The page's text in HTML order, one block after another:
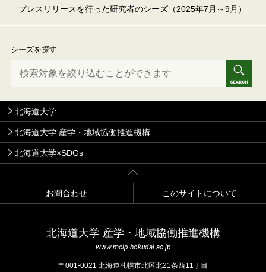
プレスリリースを行った研究者のシーズ（2025年7月～9月）
シーズを探す
北海道大学
北海道大学 産学・地域協働推進機構
北海道大学×SDGs
お問合わせ このサイトについて
北海道⼤学 産学・地域協働推進機構
www.mcip.hokudai.ac.jp
〒001-0021 北海道札幌市北区北21条⻄11丁⽬